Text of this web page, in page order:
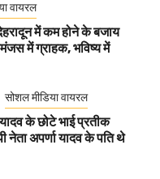
वायरल
में कम होने के बजाय
में ग्राहक, भविष्य में
सोशल मीडिया वायरल
के छोटे भाई प्रतीक
नेता अपर्णा यादव के पति थे